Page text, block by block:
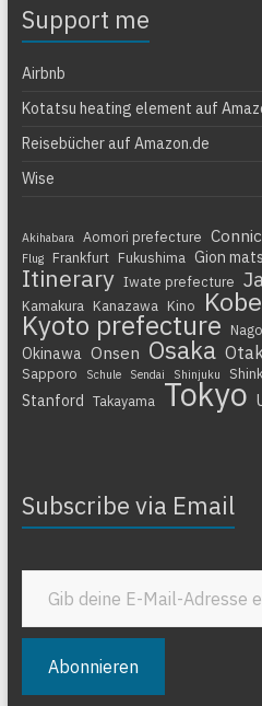
Support me
Airbnb
Kotatsu heating element auf
Reisebücher auf Amazon.de
Wise
Akihabara Aomori prefecture
Flug Frankfurt Fukushima Gion
Itinerary Iwate prefecture
Kamakura
Kanazawa Kino Kobe
Kyoto prefecture
Okinawa Onsen Osaka
Sapporo Schule Sendai Shinjuku
Stanford Takayama Tokyo
Subscribe via Email
Gib deine E-Mail-Adresse ein ...
Abonnieren